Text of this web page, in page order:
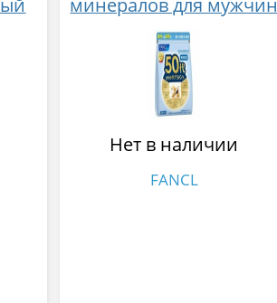
16
c 50 лет 30 пакетиков
Нет в наличии
FANCL